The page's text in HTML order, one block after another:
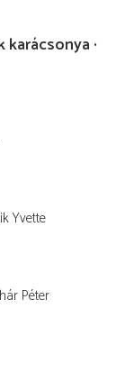
karácsonya
Yvette
Péter